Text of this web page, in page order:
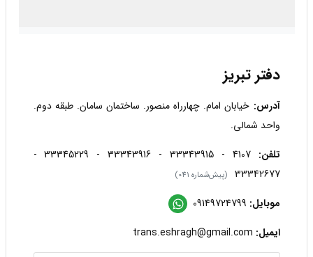
دفتر تبریز
آدرس: خیابان امام. چهارراه منصور. ساختمان سامان. طبقه دوم.
واحد شمالی.
تلفن:
4107 - 33343915 - 33343916 - 33345229 -
33342677
(پیش‌شماره 041)
موبایل:
ایمیل: